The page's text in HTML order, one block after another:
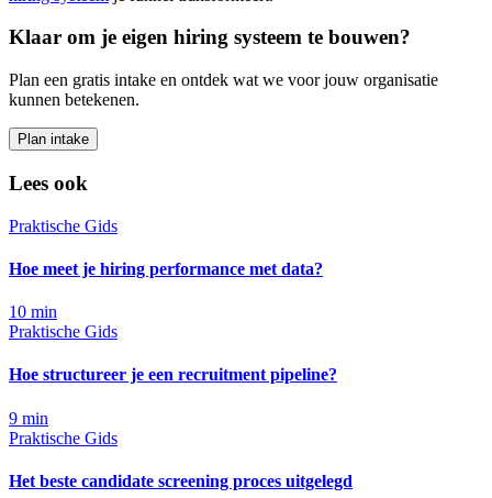
Klaar om je eigen hiring systeem te bouwen?
Plan een gratis intake en ontdek wat we voor jouw organisatie
kunnen betekenen.
Plan intake
Lees ook
Praktische Gids
Hoe meet je hiring performance met data?
10 min
Praktische Gids
Hoe structureer je een recruitment pipeline?
9 min
Praktische Gids
Het beste candidate screening proces uitgelegd